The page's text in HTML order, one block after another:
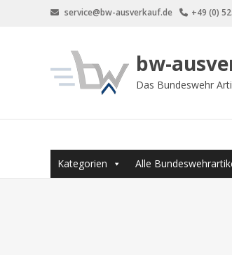
service@bw-ausverkauf.de +49 (0)
bw-
Das Bundeswehr
Kategorien Alle